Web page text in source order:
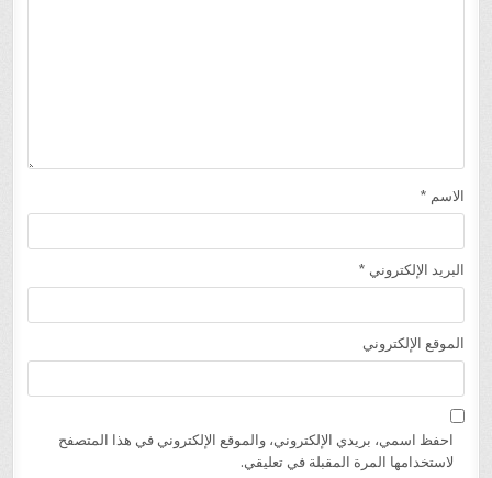
الاسم *
البريد الإلكتروني *
الموقع الإلكتروني
احفظ اسمي، بريدي الإلكتروني، والموقع الإلكتروني في هذا المتصفح
لاستخدامها المرة المقبلة في تعليقي.